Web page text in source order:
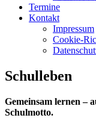
Termine
Kontakt
Impressum
Cookie-
Schulleben
Gemeinsam lernen –
Schulmotto.